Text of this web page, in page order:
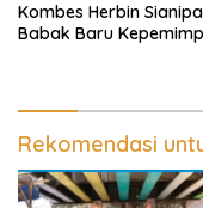
Kombes Herbin
Babak Baru
Rekomendasi